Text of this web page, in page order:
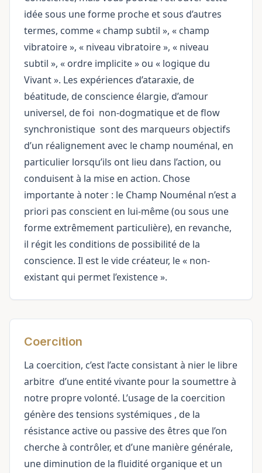
idée sous une forme proche et sous d’autres
termes, comme « champ subtil », « champ
vibratoire », « niveau vibratoire », « niveau
subtil », « ordre implicite » ou « logique du
Vivant ». Les expériences d’ataraxie, de
béatitude, de conscience élargie, d’amour
universel, defoi non-dogmatique et deflow
synchronistique sont des marqueurs objectifs
d’un réalignement avec le champ nouménal, en
particulier lorsqu’ils ont lieu dans l’action, ou
conduisent à la mise en action. Chose
importante à noter : le Champ Nouménal n’est a
priori pas conscient en lui-même (ou sous une
forme extrêmement particulière), en revanche,
il régit les conditions de possibilité de la
conscience. Il est le vide créateur, le « non-
existant qui permet l’existence ».
Coercition
La coercition, c’est l’acte consistant à nier le libre
arbitre d’une entité vivante pour la soumettre à
notre propre volonté. L’usage de la coercition
génère des tensions systémiques , de la
résistance active ou passive des êtres que l’on
cherche à contrôler, et d’une manière générale,
une diminution de la fluidité organique et un